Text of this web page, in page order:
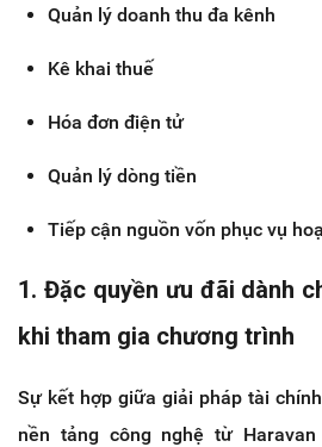
Quản lý doanh thu đa kênh
Kê khai thuế
Hóa đơn điện tử
Quản lý dòng tiền
Tiếp cận nguồn vốn phục vụ
1. Đặc quyền ưu đãi dành
khi tham gia chương trình
Sự kết hợp giữa giải pháp tài
nền tảng công nghệ từ